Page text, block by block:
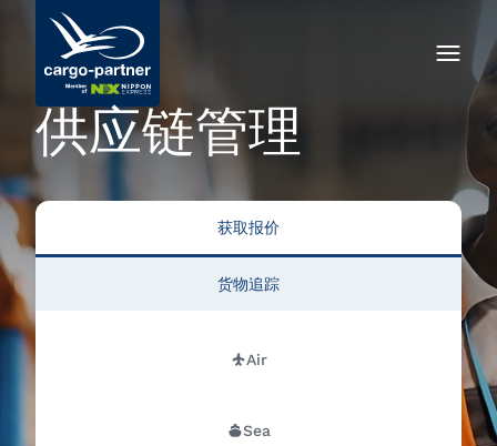
供应链管理
获取报价
Air
Sea
货物追踪